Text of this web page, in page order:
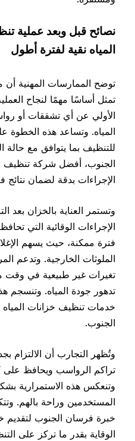
نصائح قبل وبعد عملية
المياه نقية لفترة أطول
توضح الممارسات المهنية أن
تمثل أساسًا مهمًا لنجاح
الأولي عن أي تشققات أو
المياه. وتساعد هذه الخطوة على
للتنظيف بما يتوافق مع حالة
الجنوب، أفضل شركة تنظيف
الإجراءات بدقة لضمان نتائج فعالة
وتستمر العناية بالخزان بعد
الإجراءات الوقائية التي تحافظ
فترة ممكنة، حيث يسهم
الملوثات الخارجية. وتدعم
تغيرات غير طبيعية في وقت
تدهور جودة المياه. وتنسجم هذه
خدمات تنظيف خزانات المياه
الجنوب.
وتُظهر التجارب أن الالتزام
تراكم الرواسب ويحافظ على
وتنعكس هذه الاستمرارية
المستخدمين وراحة بالهم.
خبرة فرسان الجنوب لتقديم
الوقاية بقدر ما تركز على